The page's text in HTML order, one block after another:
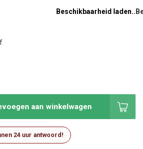
Beschikbaarheid laden..
aan winkelwagen
24 uur antwoord!